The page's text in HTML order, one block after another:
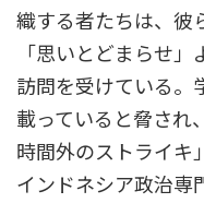
織する者たちは、彼
「思いとどまらせ
訪問を受けている。
載っていると脅され
時間外のストライキ
インドネシア政治専